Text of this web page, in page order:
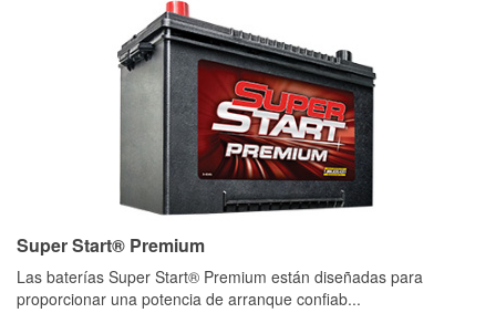
Super Start® Premium
Las baterías Super Start® Premium están diseñadas para
proporcionar una potencia de arranque confiab...